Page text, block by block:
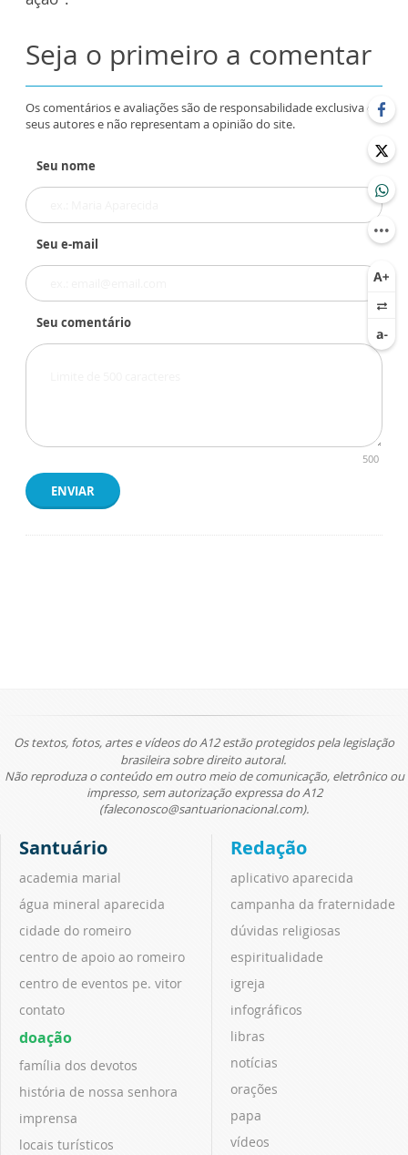
Seja o primeiro a comentar
Os comentários e avaliações são de responsabilidade exclusiva de
seus autores e não representam a opinião do site.
Seu nome
Seu e-mail
Seu comentário
500
ENVIAR
Os textos, fotos, artes e vídeos do A12 estão protegidos pela legislação
brasileira sobre direito autoral.
Não reproduza o conteúdo em outro meio de comunicação, eletrônico ou
impresso, sem autorização expressa do A12
(faleconosco@santuarionacional.com).
Santuário
academia marial
água mineral aparecida
cidade do romeiro
centro de apoio ao romeiro
centro de eventos pe. vitor
contato
doação
família dos devotos
história de nossa senhora
imprensa
locais turísticos
Redação
aplicativo aparecida
campanha da fraternidade
dúvidas religiosas
espiritualidade
igreja
infográficos
libras
notícias
orações
papa
vídeos